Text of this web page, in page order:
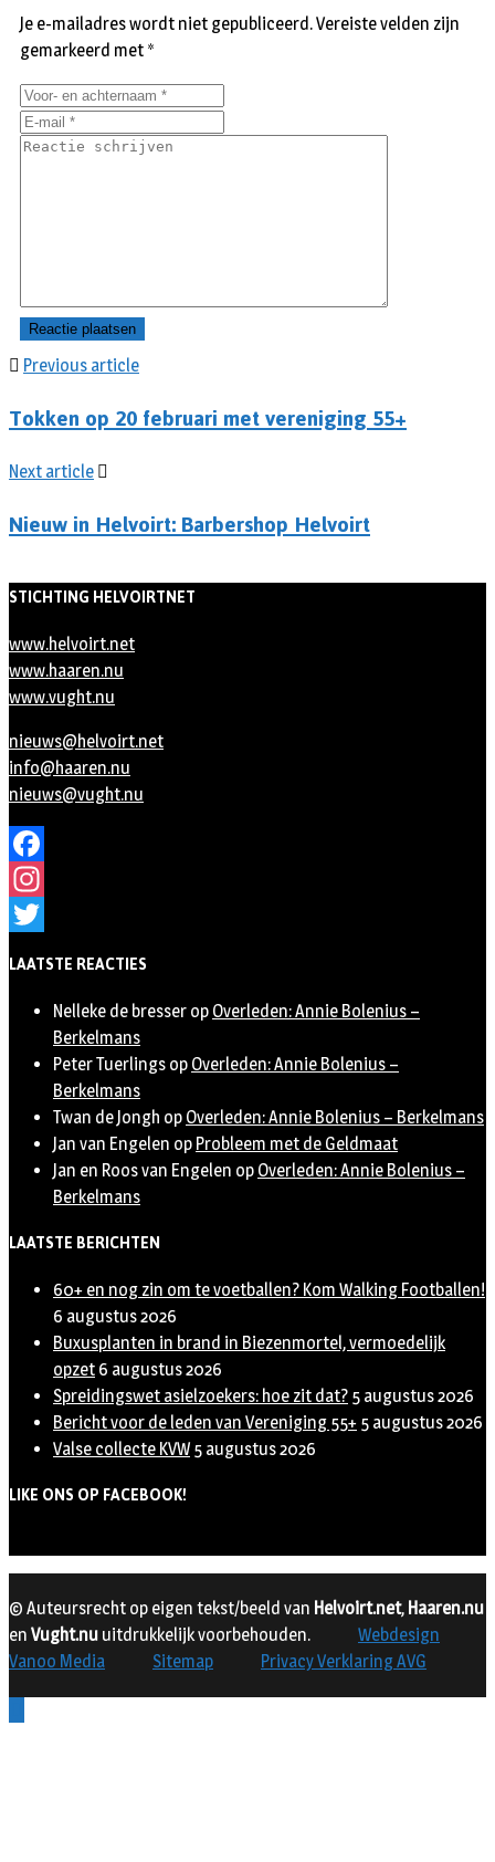
Previous article
Tokken op 20 februari met vereniging 55+
Next article
Nieuw in Helvoirt: Barbershop Helvoirt
Je e-mailadres wordt niet gepubliceerd.Vereiste velden zijn
gemarkeerd met *
STICHTING HELVOIRTNET
www.helvoirt.net
www.haaren.nu
www.vught.nu
nieuws@helvoirt.net
info@haaren.nu
nieuws@vught.nu
Facebook
Instagram
LAATSTE REACTIES
Nelleke de bresser op Overleden: Annie Bolenius –
Berkelmans
Peter Tuerlings op Overleden: Annie Bolenius –
Berkelmans
Twan de Jongh op Overleden: Annie Bolenius – Berkelmans
Jan van Engelen op Probleem met de Geldmaat
Jan en Roos van Engelen op Overleden: Annie Bolenius –
Berkelmans
LAATSTE BERICHTEN
60+ en nog zin om te voetballen? Kom Walking Footballen!
6 augustus 2026
Buxusplanten in brand in Biezenmortel, vermoedelijk
opzet 6 augustus 2026
Spreidingswet asielzoekers: hoe zit dat? 5 augustus 2026
Bericht voor de leden van Vereniging 55+ 5 augustus 2026
Valse collecte KVW 5 augustus 2026
LIKE ONS OP FACEBOOK!
© Auteursrecht op eigen tekst/beeld van Helvoirt.net, Haaren.nu
en Vught.nu uitdrukkelijk voorbehouden.
Webdesign
Vanoo Media
Sitemap Privacy Verklaring AVG